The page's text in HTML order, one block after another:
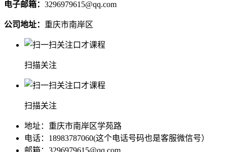
电子邮箱： 3296979615@qq.com
公司地址： 重庆市南岸区
扫描关注
扫描关注
地址：重庆市南岸区学苑路
电话：18983787060(这个电话号码也是客服微信号）